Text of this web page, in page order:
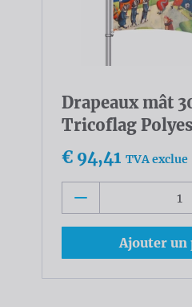
Drapeaux mât
Tricoflag
€ 94,41 TVA exclue
Ajouter